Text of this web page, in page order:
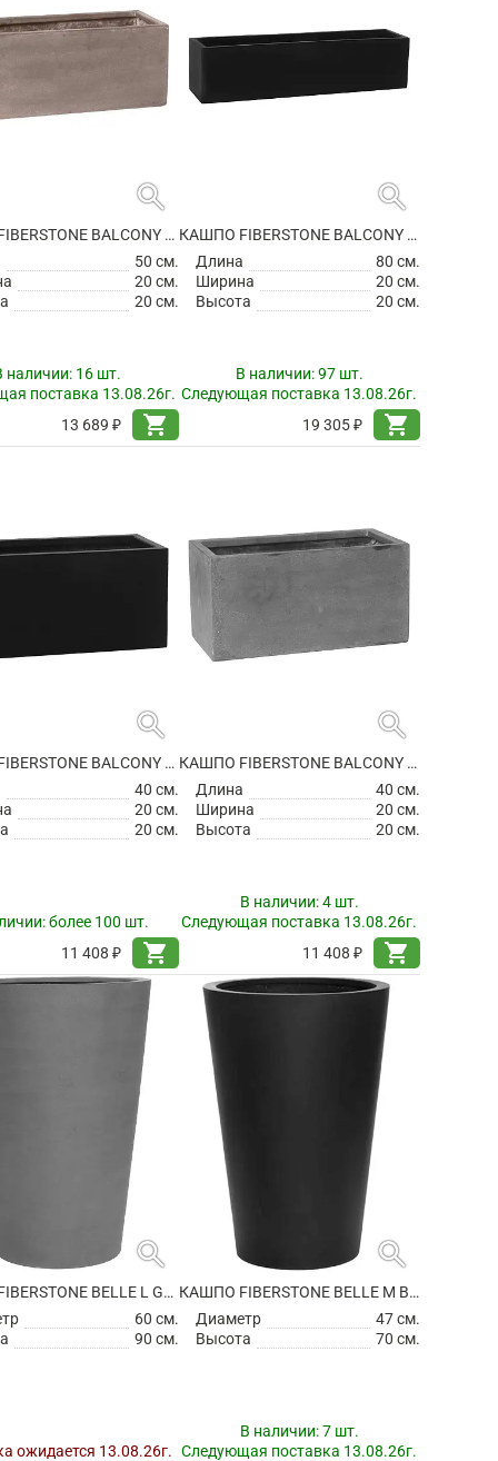
search
КАШПО FIBERSTONE BALCONY S, TAUPE
50 см.
20 см.
20 см.
наличии: 16 шт.
поставка 13.08.26г.
13 689 ₽
shopping_cart
search
КАШПО FIBERSTONE BALCONY XL BLACK
Длина
80 см.
Ширина
20 см.
Высота
20 см.
В наличии:97 шт.
Следующая поставка 13.08.26г.
19 305 ₽
shopping_cart
search
КАШПО FIBERSTONE BALCONY XS BLACK
40 см.
20 см.
20 см.
более 100 шт.
11 408 ₽
shopping_cart
search
КАШПО FIBERSTONE BALCONY XS GREY
Длина
40 см.
Ширина
20 см.
Высота
20 см.
В наличии:4 шт.
Следующая поставка 13.08.26г.
11 408 ₽
shopping_cart
search
КАШПО FIBERSTONE BELLE L GREY
60 см.
90 см.
ожидается 13.08.26г.
search
КАШПО FIBERSTONE BELLE M BLACK
Диаметр
47 см.
Высота
70 см.
В наличии:7 шт.
Следующая поставка 13.08.26г.